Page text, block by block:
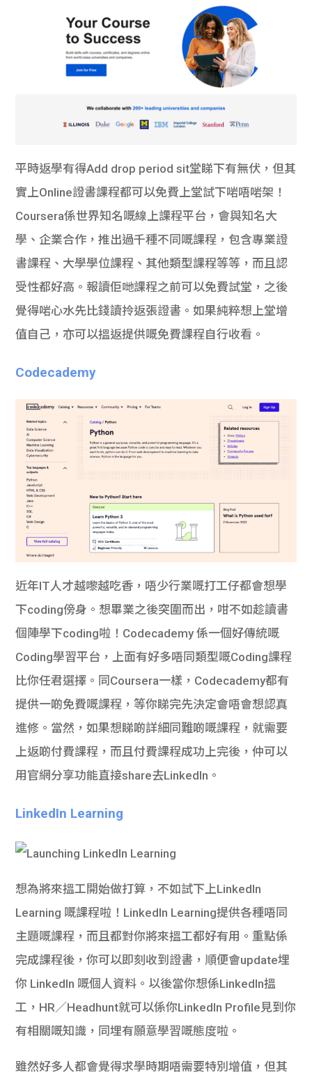
平時返學有得Add drop period sit堂睇下有無伏，但其
實上Online證書課程都可以免費上堂試下啱唔啱架！
Coursera係世界知名嘅線上課程平台，會與知名大
學、企業合作，推出過千種不同嘅課程，包含專業證
書課程、大學學位課程、其他類型課程等等，而且認
受性都好高。報讀佢哋課程之前可以免費試堂，之後
覺得啱心水先比錢讀拎返張證書。如果純粹想上堂增
值自己，亦可以搵返提供嘅免費課程自行收看。
Codecademy
近年IT人才越嚟越吃香，唔少行業嘅打工仔都會想學
下coding傍身。想畢業之後突圍而出，咁不如趁讀書
個陣學下coding啦！Codecademy 係一個好傳統嘅
Coding學習平台，上面有好多唔同類型嘅Coding課程
比你任君選擇。同Coursera一樣，Codecademy都有
提供一啲免費嘅課程，等你睇完先決定會唔會想認真
進修。當然，如果想睇啲詳細同難啲嘅課程，就需要
上返啲付費課程，而且付費課程成功上完後，仲可以
用官網分享功能直接share去LinkedIn。
LinkedIn Learning
想為將來搵工開始做打算，不如試下上LinkedIn
Learning 嘅課程啦！LinkedIn Learning提供各種唔同
主題嘅課程，而且都對你將來搵工都好有用。重點係
完成課程後，你可以即刻收到證書，順便會update埋
你 LinkedIn 嘅個人資料。以後當你想係LinkedIn搵
工，HR／Headhunt就可以係你LinkedIn Profile見到你
有相關嘅知識，同埋有願意學習嘅態度啦。
雖然好多人都會覺得求學時期唔需要特別增值，但其